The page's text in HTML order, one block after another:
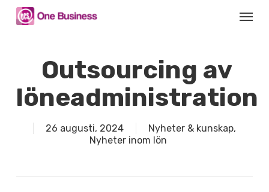
Menu
Outsourcing av
löneadministration
26 augusti, 2024 Nyheter & kunskap,
Nyheter inom lön